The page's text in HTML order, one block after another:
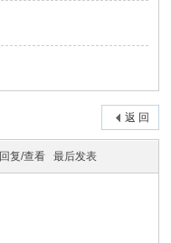
返 回
回复/查看 最后发表